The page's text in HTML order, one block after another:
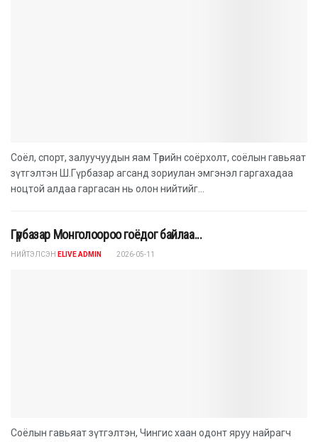
Соёл, спорт, залуучуудын яам Төрийн соёрхолт, соёлын гавьяат
зүтгэлтэн Ш.Гүрбазар агсанд зориулан эмгэнэл гаргахадаа
ноцтой алдаа гаргасан нь олон нийтийг...
Гүрбазар Монголоороо гоёдог байлаа...
НИЙТЭЛСЭН ELIVE ADMIN 2026-05-11
Соёлын гавьяат зүтгэлтэн, Чингис хаан одонт яруу найрагч